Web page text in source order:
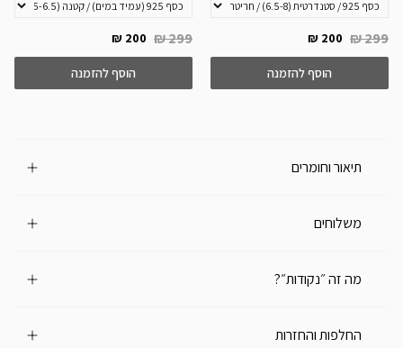
200 ₪ 299 ₪
הוסף להזמנה
200 ₪ 299 ₪
הוסף להזמנה
תיאור וחומרים
משלוחים
מה זה ״נקודות״?
החלפות והחזרות